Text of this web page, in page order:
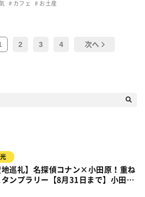
カフェ お土産
2 3 4 次へ
地巡礼】名探偵コナン×小田原！重ね
タンプラリー【8月31日まで】小田